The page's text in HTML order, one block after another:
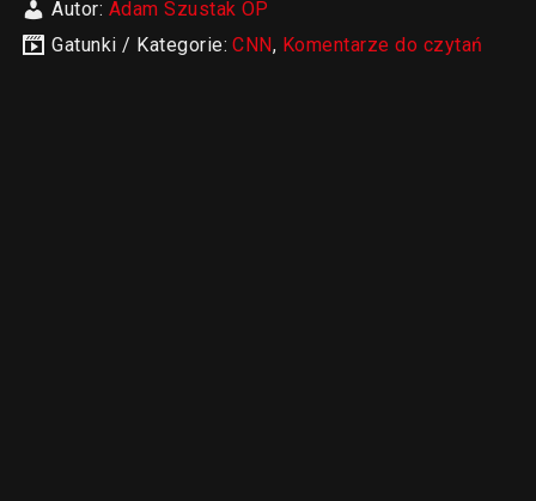
Autor: Adam Szustak OP
Gatunki / Kategorie:CNN, Komentarze do czytań